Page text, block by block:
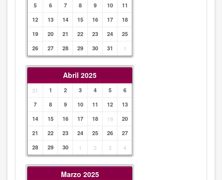
5 6 7 8 9 10
11
12
13 14 15 16 17
18
19
20 21 22 23 24
25
26
27 28 29 30 31 1
Abril 2025
31 1 2 3 4 5
6
7
8 9 10 11 12
13
14
15 16 17 18 19
20
21
22 23 24 25 26
27
28
29 30 1 2 3 4
Marzo 2025